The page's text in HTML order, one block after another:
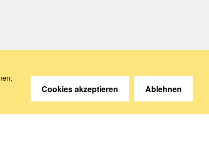
Cookies akzeptieren Ablehnen